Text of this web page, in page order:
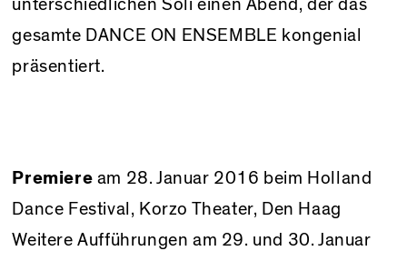
unterschiedlichen Soli einen Abend, der das
gesamte DANCE ON ENSEMBLE kongenial
präsentiert.
Premiere am 28. Januar 2016 beim Holland
Dance Festival , Korzo Theater, Den Haag
Weitere Aufführungen am 29. und 30. Januar